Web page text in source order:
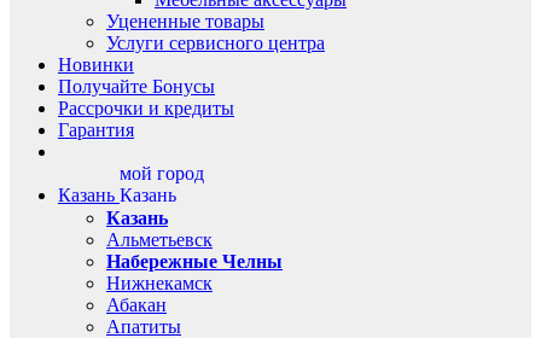
Уцененные товары
Услуги сервисного центра
Новинки
Получайте Бонусы
Рассрочки и кредиты
Гарантия
Казань
мой город
Казань
Казань
Альметьевск
Набережные Челны
Нижнекамск
Абакан
Апатиты